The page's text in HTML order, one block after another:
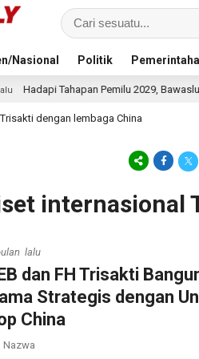
Nasional Politik
Pemilu 2029, Bawaslu Perkuat SDM
dengan lembaga China
internasional
lalu
dan FH Trisakti
Strategis dengan
China
Nazwa